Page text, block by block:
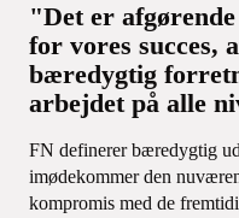
"Det er
for vores succes,
bæredygtig
arbejdet på alle
FN definerer bæredygtig
imødekommer den
kompromis med de